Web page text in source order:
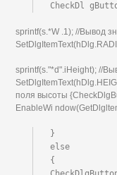
CheckDl
sprintf(s.*W .1); //Вывод
sprintf(s."*d".iHeight); //
поля высоты
EnableWi
}
else
{